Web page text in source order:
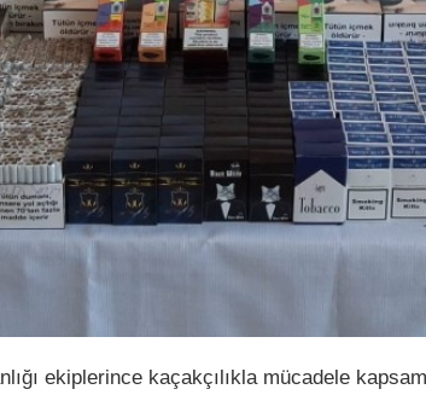
ekiplerince kaçakçılıkla mücadele